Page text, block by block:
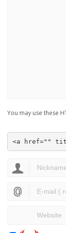
You may use these
<a href=""